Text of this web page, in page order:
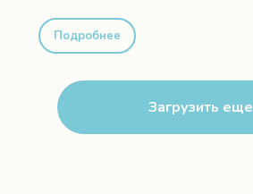
Подробнее
Загрузить еще